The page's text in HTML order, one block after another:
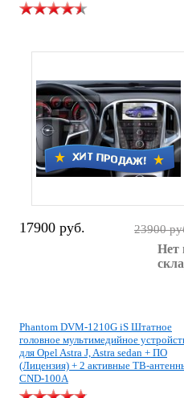
17900 руб. 23900
Нет
Phantom DVM-1210G iS Штатное
головное мультимедийное
для Opel Astra J, Astra sedan + ПО
(Лицензия) + 2 активные ТВ-
CND-100A